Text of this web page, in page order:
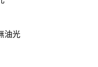
油光